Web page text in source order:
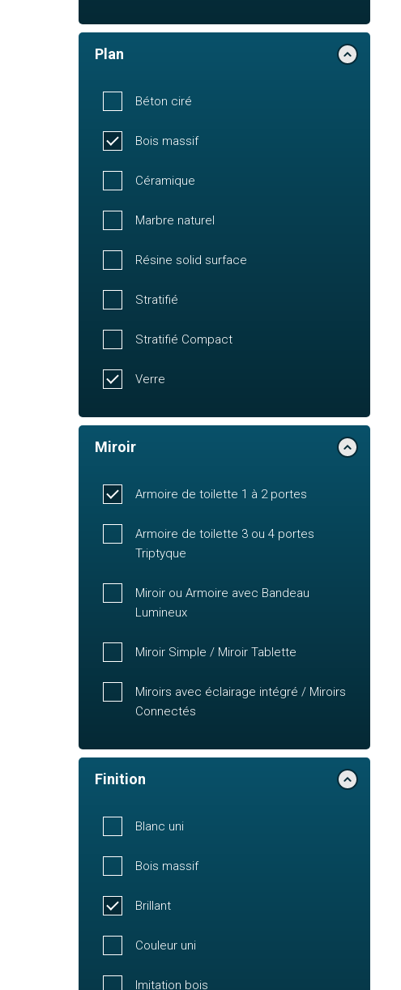
Plan
Béton ciré
Bois massif
Céramique
Marbre naturel
Résine solid surface
Stratifié
Stratifié Compact
Verre
Miroir
Armoire de toilette 1 à 2 portes
Armoire de toilette 3 ou 4 portes
Triptyque
Miroir ou Armoire avec Bandeau
Lumineux
Miroir Simple / Miroir Tablette
Miroirs avec éclairage intégré / Miroirs
Connectés
Finition
Blanc uni
Bois massif
Brillant
Couleur uni
Imitation bois